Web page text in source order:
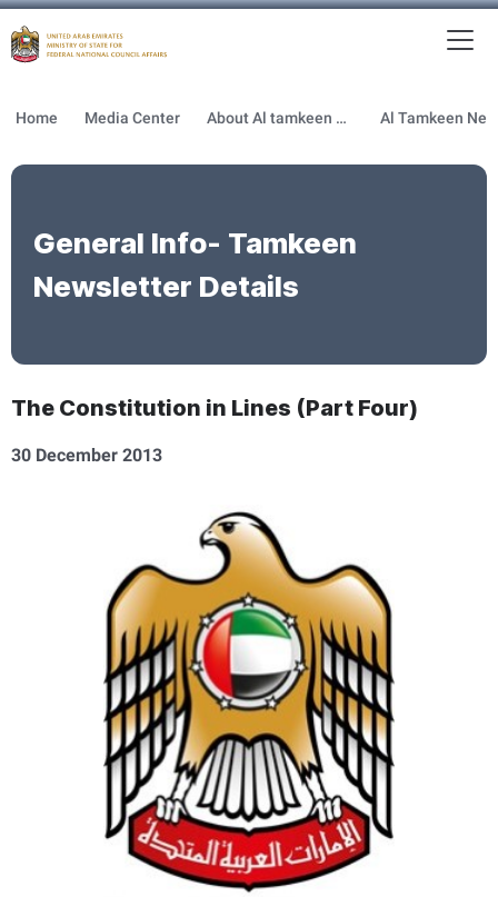
Home Media Center About Al tamkeen newsletter
General Info- Tamkeen
Newsletter Details
The Constitution in Lines (Part Four)
30 December 2013